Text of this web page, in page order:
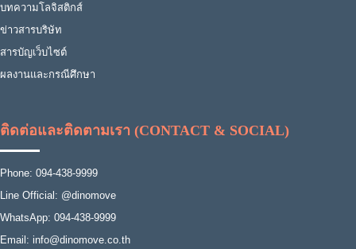
บทความโลจิสติกส์
ข่าวสารบริษัท
สารบัญเว็บไซต์
ผลงานและกรณีศึกษา
ติดต่อและติดตามเรา (CONTACT & SOCIAL)
Phone: 094-438-9999
Line Official: @dinomove
WhatsApp: 094-438-9999
Email: info@dinomove.co.th